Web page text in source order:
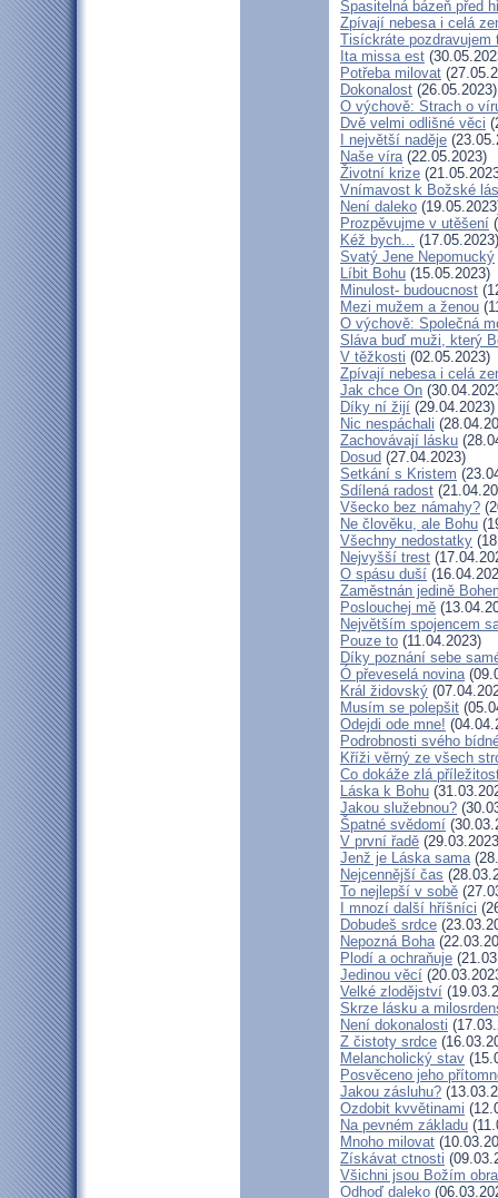
Spasitelná bázeň před
Zpívají nebesa i celá
Tisíckráte pozdravujem
Ita missa est
Potřeba milovat
Dokonalost (26.05.2023)
O výchově: Strach o
Dvě velmi odlišné věci
I největší naděje
Naše víra(22.05.2023)
Životní krize
Vnímavost k Božské
Není daleko
Prozpěvujme v utěšení
Kéž bych... (17.05.2023)
Svatý Jene Nepomucký
Líbit Bohu (15.05.2023)
Minulost- budoucnost
Mezi mužem a ženou
O výchově: Společná
Sláva buď muži, který
V těžkosti (02.05.2023)
Zpívají nebesa i celá
Jak chce On
Díky ní žijí (29.04.2023)
Nic nespáchali
Zachovávají lásku
Dosud (27.04.2023)
Setkání s Kristem
Sdílená radost
Všecko bez námahy?
Ne člověku, ale Bohu
Všechny nedostatky
Nejvyšší trest
O spásu duší
Zaměstnán jedině
Poslouchej mě
Největším spojencem
Pouze to (11.04.2023)
Díky poznání sebe
Ó převeselá novina
Král židovský
Musím se polepšit
Odejdi ode mne!
Podrobnosti svého
Kříži věrný ze všech
Co dokáže zlá
Láska k Bohu
Jakou služebnou?
Špatné svědomí
V první řadě
Jenž je Láska sama
Nejcennější čas
To nejlepší v sobě
I mnozí další hříšníci
Dobudeš srdce
Nepozná Boha
Plodí a ochraňuje
Jedinou věcí
Velké zlodějství
Skrze lásku a
Není dokonalosti
Z čistoty srdce
Melancholický stav
Posvěceno jeho
Jakou zásluhu?
Ozdobit kvvětinami
Na pevném základu
Mnoho milovat
Získávat ctnosti
Všichni jsou Božím
Odhoď daleko